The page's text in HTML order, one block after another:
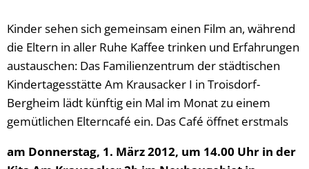
Kinder sehen sich gemeinsam einen Film an, während
die Eltern in aller Ruhe Kaffee trinken und Erfahrungen
austauschen: Das Familienzentrum der städtischen
Kindertagesstätte Am Krausacker I in Troisdorf-
Bergheim lädt künftig ein Mal im Monat zu einem
gemütlichen Elterncafé ein. Das Café öffnet erstmals
am Donnerstag, 1. März 2012, um 14.00 Uhr in der